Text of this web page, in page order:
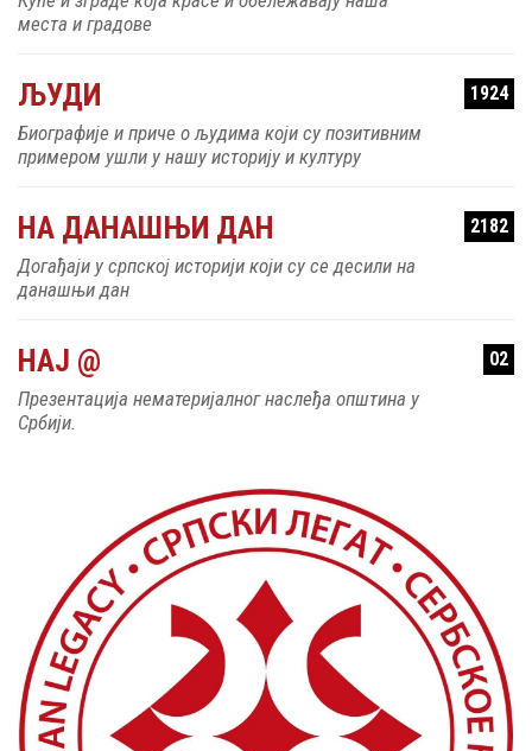
места и градове
ЉУДИ 1924
Биографије и приче о људима који су позитивним
примером ушли у нашу историју и културу
НА ДАНАШЊИ ДАН 2182
Догађаји у српској историји који су се десили на
данашњи дан
НАЈ @ 02
Презентација нематеријалног наслеђа општина у
Србији.